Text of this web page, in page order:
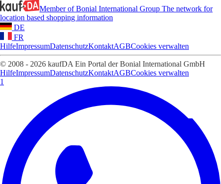
Member of Bonial International Group The network for
location based shopping information
DE
FR
HilfeImpressumDatenschutzKontaktAGBCookies verwalten
© 2008 - 2026 kaufDA Ein Portal der Bonial International GmbH
HilfeImpressumDatenschutzKontaktAGBCookies verwalten
1